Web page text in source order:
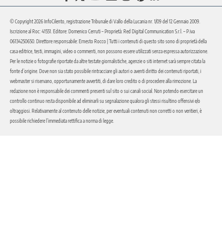
© Copyright 2026 InfoCilento, registrazione Tribunale di Vallo della Lucania nr. 1/09 del 12 Gennaio 2009.
Iscrizione al Roc: 41551. Editore: Domenico Cerruti – Proprietà: Red Digital Communication S.r.l. – P.iva
06134250650. Direttore responsabile: Ernesto Rocco | Tutti i contenuti di questo sito sono di proprietà della
casa editrice, testi, immagini, video o commenti, non possono essere utilizzati senza espressa autorizzazione.
Per le notizie o fotografie riportate da altre testate giornalistiche, agenzie o siti internet sarà sempre citata la
fonte d’origine. Dove non sia stato possibile rintracciare gli autori o aventi diritto dei contenuti riportati, i
webmaster si riservano, opportunamente avvertiti, di dare loro credito o di procedere alla rimozione. La
redazione non è responsabile dei commenti presenti sul sito o sui canali social. Non potendo esercitare un
controllo continuo resta disponibile ad eliminarli su segnalazione qualora gli stessi risultino offensivi e/o
oltraggiosi. Relativamente al contenuto delle notizie, per eventuali contenuti non corretti o non veritieri, è
possibile richiedere l’immediata rettifica a norma di legge.